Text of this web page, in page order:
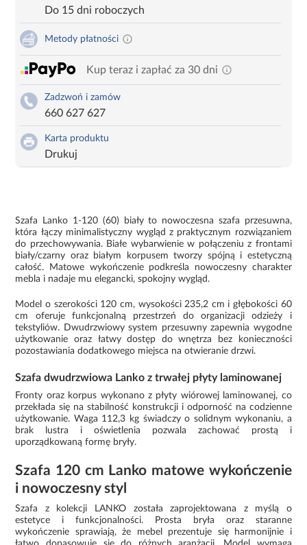
Do 15 dni roboczych
Metody płatności
Kup teraz i zapłać za 30 dni
Zadzwoń i zamów
660 627 627
Karta produktu
Drukuj
Szafa Lanko 1-120 (60) biały to nowoczesna szafa przesuwna,
która łączy minimalistyczny wygląd z praktycznym rozwiązaniem
do przechowywania. Białe wybarwienie w połączeniu z frontami
biały/czarny oraz białym korpusem tworzy spójną i estetyczną
całość. Matowe wykończenie podkreśla nowoczesny charakter
mebla i nadaje mu elegancki, spokojny wygląd.
Model o szerokości 120 cm, wysokości 235,2 cm i głębokości 60
cm oferuje funkcjonalną przestrzeń do organizacji odzieży i
tekstyliów. Dwudrzwiowy system przesuwny zapewnia wygodne
użytkowanie oraz łatwy dostęp do wnętrza bez konieczności
pozostawiania dodatkowego miejsca na otwieranie drzwi.
Szafa dwudrzwiowa Lanko z trwałej płyty laminowanej
Fronty oraz korpus wykonano z płyty wiórowej laminowanej, co
przekłada się na stabilność konstrukcji i odporność na codzienne
użytkowanie. Waga 112,3 kg świadczy o solidnym wykonaniu, a
brak lustra i oświetlenia pozwala zachować prostą i
uporządkowaną formę bryły.
Szafa 120 cm Lanko matowe wykończenie
i nowoczesny styl
Szafa z kolekcji LANKO została zaprojektowana z myślą o
estetyce i funkcjonalności. Prosta bryła oraz staranne
wykończenie sprawiają, że mebel prezentuje się harmonijnie i